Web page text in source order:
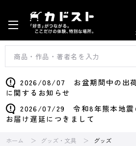
2026/08/07 お盆期間中の出
に関するお知らせ
2026/07/29 令和8年熊本地震
お届け遅延につきまして
ホーム グッズ・文具 グッズ